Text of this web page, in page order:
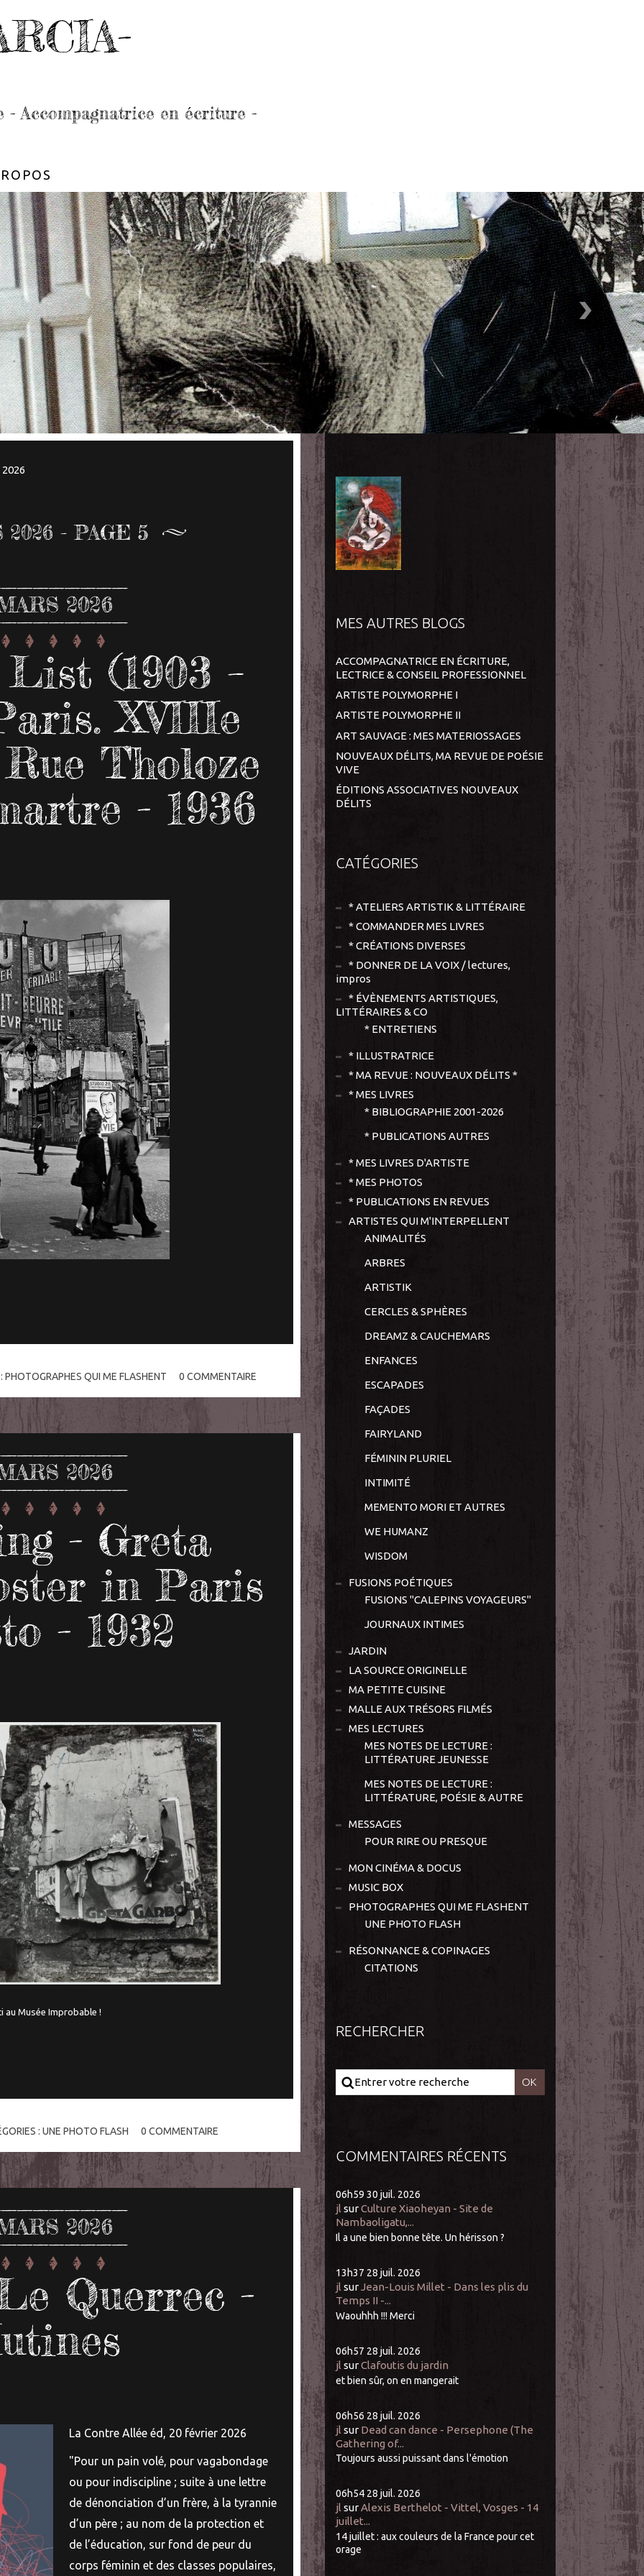
- Accompagnatrice en écriture -
2026 - PAGE 5
2026
(1903 –
XVIIIe
Tholoze
- 1936
PHOTOGRAPHES QUI ME FLASHENT 0 COMMENTAIRE
2026
- Greta
in Paris
- 1932
au Musée Improbable !
:UNE PHOTO FLASH 0 COMMENTAIRE
2026
Querrec -
La Contre Allée éd, 20 février 2026
"Pour un pain volé, pour vagabondage
ou pour indiscipline ; suite à une lettre
de dénonciation d’un frère, à la tyrannie
d’un père ; au nom de la protection et
de l’éducation, sur fond de peur du
corps féminin et des classes populaires,
MES AUTRES BLOGS
ACCOMPAGNATRICE EN ÉCRITURE,
LECTRICE & CONSEIL PROFESSIONNEL
ARTISTE POLYMORPHE I
ARTISTE POLYMORPHE II
ART SAUVAGE : MES MATERIOSSAGES
NOUVEAUX DÉLITS, MA REVUE DE POÉSIE
VIVE
ÉDITIONS ASSOCIATIVES NOUVEAUX
DÉLITS
CATÉGORIES
* ATELIERS ARTISTIK & LITTÉRAIRE
* COMMANDER MES LIVRES
* CRÉATIONS DIVERSES
* DONNER DE LA VOIX / lectures,
impros
* ÉVÈNEMENTS ARTISTIQUES,
LITTÉRAIRES & CO
* ENTRETIENS
* ILLUSTRATRICE
* MA REVUE : NOUVEAUX DÉLITS *
* MES LIVRES
* BIBLIOGRAPHIE 2001-2026
* PUBLICATIONS AUTRES
* MES LIVRES D'ARTISTE
* MES PHOTOS
* PUBLICATIONS EN REVUES
ARTISTES QUI M'INTERPELLENT
ANIMALITÉS
ARBRES
ARTISTIK
CERCLES & SPHÈRES
DREAMZ & CAUCHEMARS
ENFANCES
ESCAPADES
FAÇADES
FAIRYLAND
FÉMININ PLURIEL
INTIMITÉ
MEMENTO MORI ET AUTRES
WE HUMANZ
WISDOM
FUSIONS POÉTIQUES
FUSIONS "CALEPINS VOYAGEURS"
JOURNAUX INTIMES
JARDIN
LA SOURCE ORIGINELLE
MA PETITE CUISINE
MALLE AUX TRÉSORS FILMÉS
MES LECTURES
MES NOTES DE LECTURE :
LITTÉRATURE JEUNESSE
MES NOTES DE LECTURE :
LITTÉRATURE, POÉSIE & AUTRE
MESSAGES
POUR RIRE OU PRESQUE
MON CINÉMA & DOCUS
MUSIC BOX
PHOTOGRAPHES QUI ME FLASHENT
UNE PHOTO FLASH
RÉSONNANCE & COPINAGES
CITATIONS
RECHERCHER
COMMENTAIRES RÉCENTS
06h59 30 juil. 2026
jl surCulture Xiaoheyan - Site de
Nambaoligatu,...
Il a une bien bonne tête. Un hérisson ?
13h37 28 juil. 2026
jl surJean-Louis Millet - Dans les plis du
Temps II -...
Waouhhh !!! Merci
06h57 28 juil. 2026
jl surClafoutis du jardin
et bien sûr, on en mangerait
06h56 28 juil. 2026
jl surDead can dance - Persephone (The
Gathering of...
Toujours aussi puissant dans l'émotion
06h54 28 juil. 2026
jl surAlexis Berthelot - Vittel, Vosges - 14
juillet...
14 juillet : aux couleurs de la France pour cet
orage